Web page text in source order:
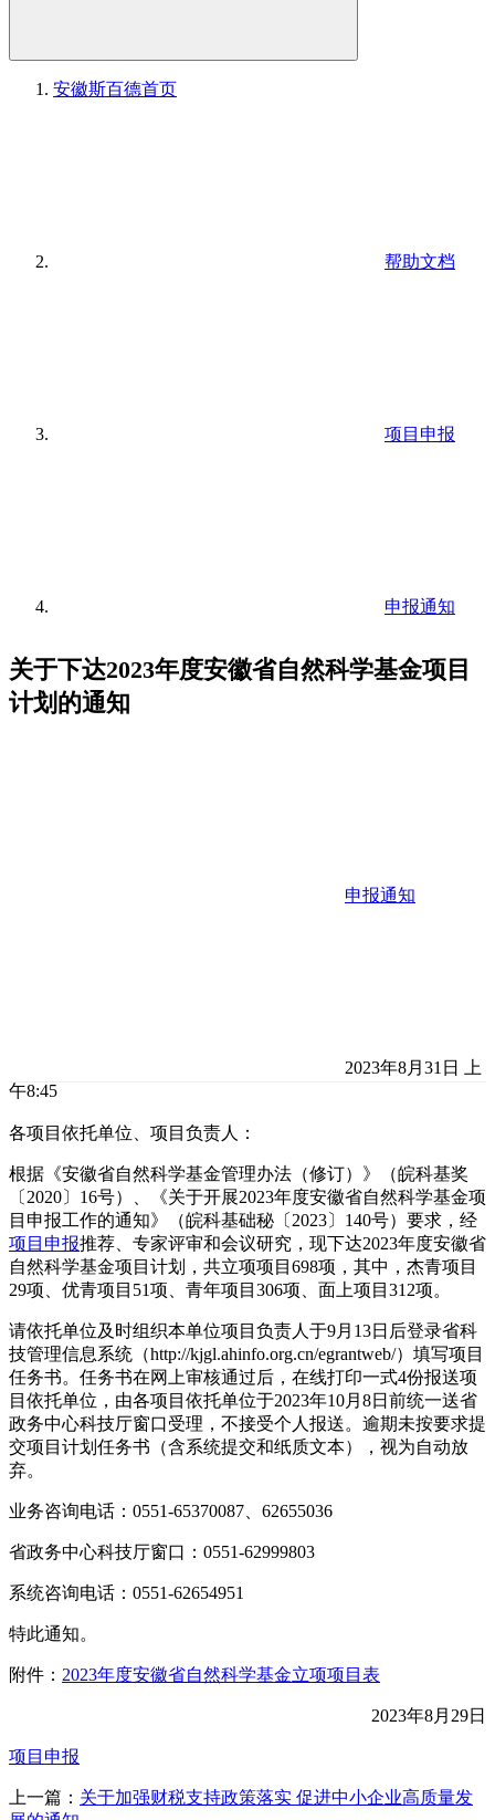
安徽斯百德首页
帮助文档
项目申报
申报通知
关于下达2023年度安徽省自然科学基金项目
计划的通知
申报通知
2023年8月31日 上
午8:45
各项目依托单位、项目负责人：
根据《安徽省自然科学基金管理办法（修订）》（皖科基奖
〔2020〕16号）、《关于开展2023年度安徽省自然科学基金项
目申报工作的通知》（皖科基础秘〔2023〕140号）要求，经
项目申报推荐、专家评审和会议研究，现下达2023年度安徽省
自然科学基金项目计划，共立项项目698项，其中，杰青项目
29项、优青项目51项、青年项目306项、面上项目312项。
请依托单位及时组织本单位项目负责人于9月13日后登录省科
技管理信息系统（http://kjgl.ahinfo.org.cn/egrantweb/）填写项目
任务书。任务书在网上审核通过后，在线打印一式4份报送项
目依托单位，由各项目依托单位于2023年10月8日前统一送省
政务中心科技厅窗口受理，不接受个人报送。逾期未按要求提
交项目计划任务书（含系统提交和纸质文本），视为自动放
弃。
业务咨询电话：0551-65370087、62655036
省政务中心科技厅窗口：0551-62999803
系统咨询电话：0551-62654951
特此通知。
附件： 2023年度安徽省自然科学基金立项项目表
2023年8月29日
项目申报
上一篇： 关于加强财税支持政策落实 促进中小企业高质量发